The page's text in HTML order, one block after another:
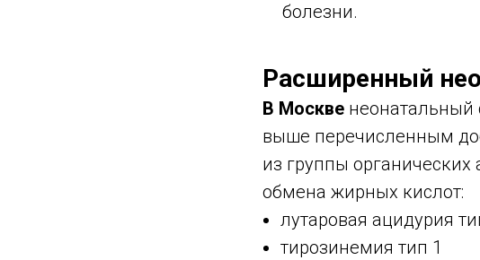
болезни.
Расширенный
В Москве неонатальный
выше перечисленным
из группы
обмена жирных кислот:
лутаровая ацидурия
тирозинемия тип 1